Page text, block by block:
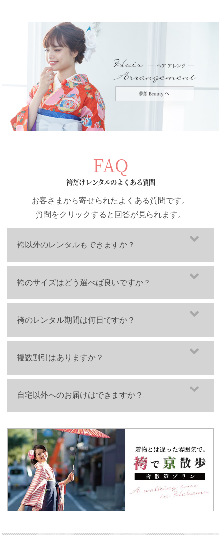
FAQ
袴だけレンタルのよくある質問
お客さまから寄せられたよくある質問です。
質問をクリックすると回答が見られます。
袴以外のレンタルもできますか？
半幅帯や重衿、巾着、草履などのオプションのレンタルも
お手持ちの着物と合わせてコーディネートが楽しめます♪
袴のサイズはどう選べば良いですか？
まずはご自身の【アンダーバストの5cm下からくるぶしま
袴に合わせて草履かブーツを履くかで理想の袴丈が変わり
ます。
ブーツの場合は、少し短めにするのがオススメ
アンダーバストサイズについて
袴は脇横の締め具合で幅を調整しますので、ご自身のアン
ダーバストも測りましょう。
洋服サイズ15号以上（アンダーバスト90cm以上）の方は
ワイドサイズの袴をご着用いただくとより綺麗にお召しい
ただけます。
袴丈は各通常サイズと同じです。
袴のレンタル期間は何日ですか？
宅配レンタルは4泊5日でご利用できます。
返却となります。
また、3月ご利用の方限定で、2月にお届けが可能です。
着付け来店レンタルは1泊2日でご利用できます。
ご利用日当日、京都の店舗でお着付け後、ご利用日の当日
か翌日のご返却となります。
ご利用の流れ詳しくはこちら
複数割引はありますか？
ございます。
ご予約の場合
それぞれの商品代金より、最大1,000円割引させて頂きま
す。
詳しくはこちら
自宅以外へのお届けはできますか？
もちろん可能です。
事前に美容室など先方に荷物受取りの依頼をお願いいたし
ます。
また「ご担当者名」等の詳細入力が必要でしたらご注文の
際にご入力ください。